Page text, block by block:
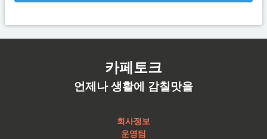
카페토크
언제나 생활에 감칠맛을
회사정보
운영팀